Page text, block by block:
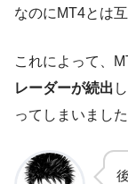
なのにMT4とは
これによって、
レーダーが続出
ってしまいました